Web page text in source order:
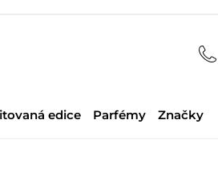
edice Parfémy Značky